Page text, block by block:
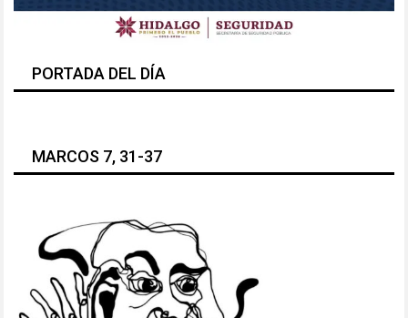
PORTADA DEL DÍA
MARCOS 7, 31-37